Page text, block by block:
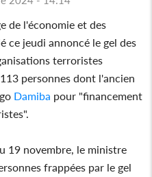
de l'économie et des
ce jeudi annoncé le gel des
terroristes
personnes dont l'ancien
Damiba pour "financement
19 novembre, le ministre
frappées par le gel